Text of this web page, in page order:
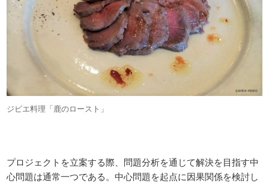
ジビエ料理「鹿のロースト」
プロジェクトを立案する際、問題分析を通じて解決を目指す中
心問題は通常一つである。中心問題を起点に因果関係を検討し